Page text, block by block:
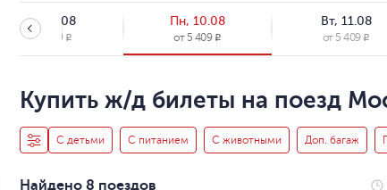
Вс, 09.08
от5 409 R
Пн, 10.08
от 5 409 R
Вт, 11.08
от 5 409 R
Купить ж/д билеты на поезд
С детьми С питанием С животными Доп. багаж
Найдено 8 поездов